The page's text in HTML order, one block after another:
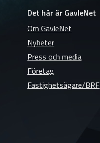
Det här är GavleNet
Om GavleNet
Nyheter
Press och media
Företag
Fastighetsägare/BRF